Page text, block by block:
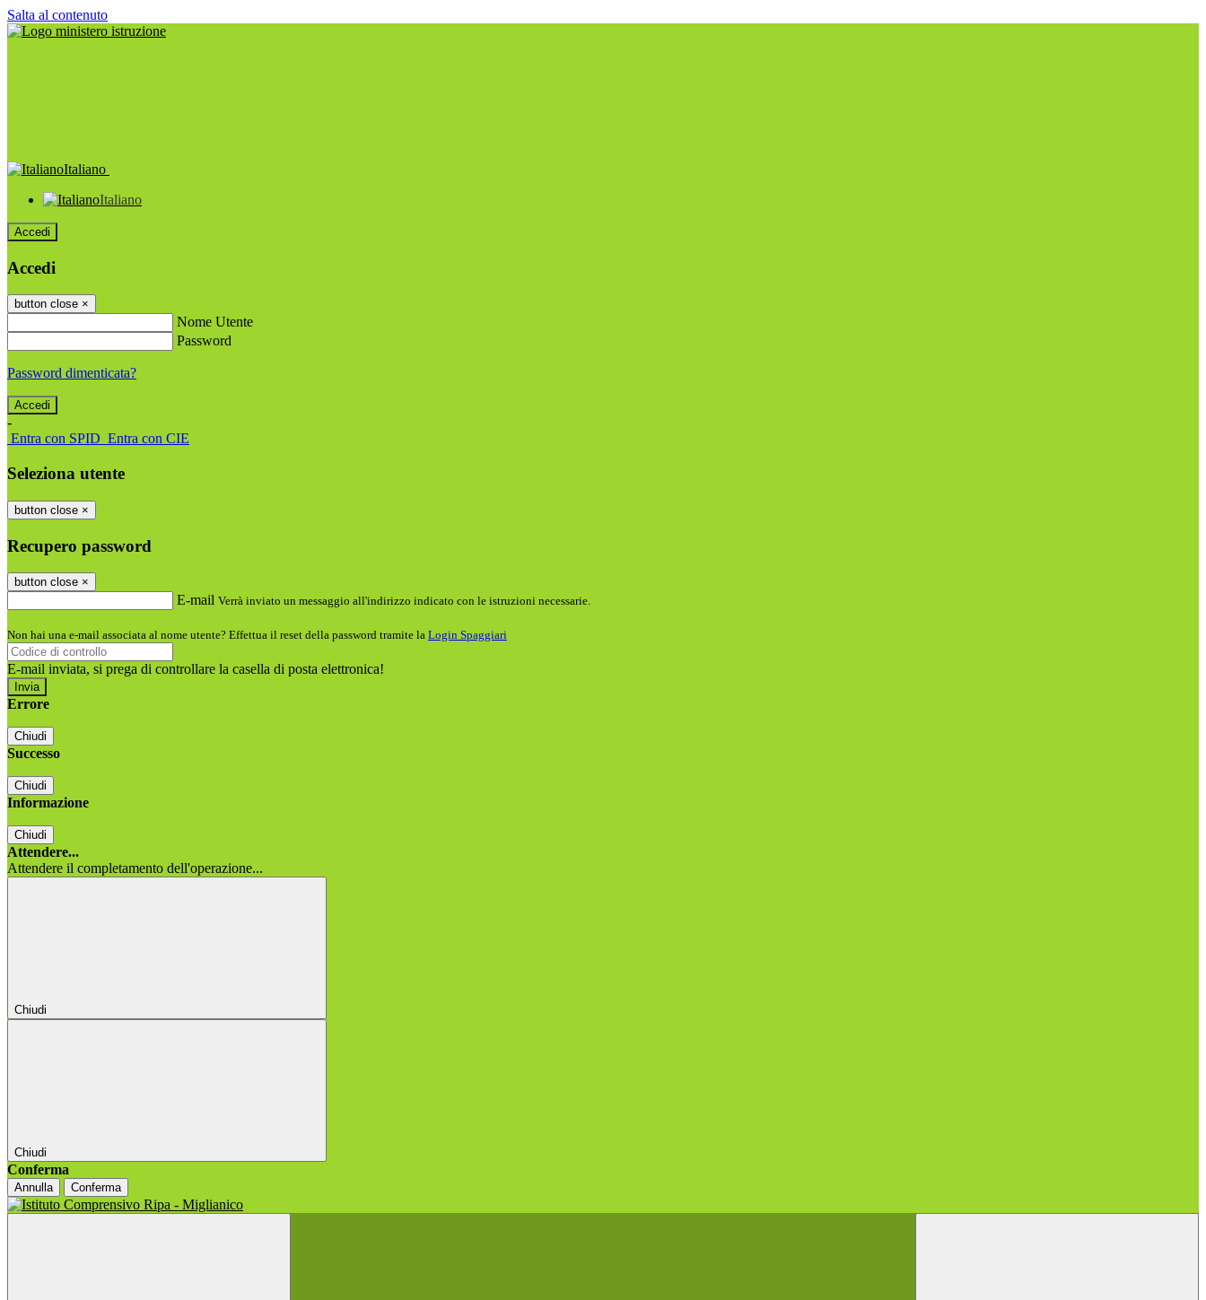
Salta al contenuto
Italiano
Italiano
Accedi
Accedi
button close ×
Nome Utente
Password
Password dimenticata?
-
Entra con SPID Entra con CIE
Seleziona utente
button close ×
Recupero password
button close ×
E-mail Verrà inviato un messaggio all'indirizzo indicato con le istruzioni necessarie.
Non hai una e-mail associata al nome utente? Effettua il reset della password tramite la Login Spaggiari
E-mail inviata, si prega di controllare la casella di posta elettronica!
Errore
Chiudi
Successo
Chiudi
Informazione
Chiudi
Attendere...
Attendere il completamento dell'operazione...
Chiudi
Chiudi
Conferma
Annulla Conferma